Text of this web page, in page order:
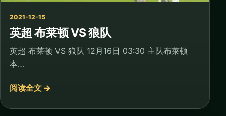
2021-12-15
英超 布莱顿 VS 狼队
英超 布莱顿 VS 狼队 12月16日 03:30 主队布莱顿
本…
阅读全文 →